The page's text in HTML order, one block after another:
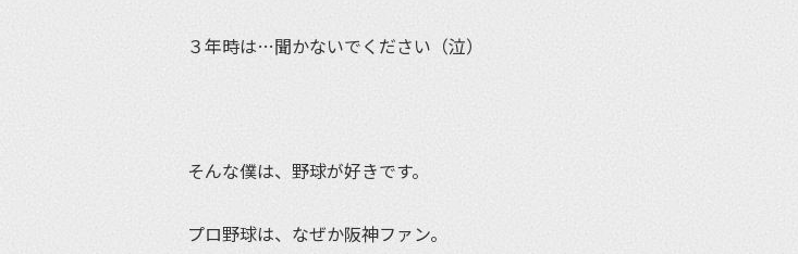
３年時は…聞かないでください（泣）
そんな僕は、野球が好きです。
プロ野球は、なぜか阪神ファン。